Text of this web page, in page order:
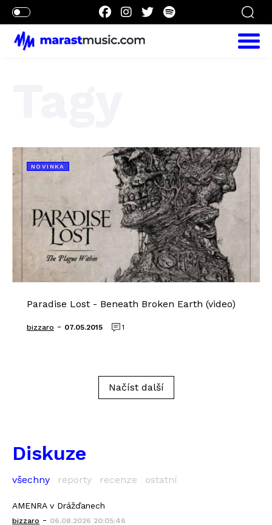
NOVINKA
Paradise Lost - Beneath Broken Earth (video)
bizzaro - 07.05.2015 1
Načíst další
Diskuze
všechny reporty recenze ostatní
AMENRA v Drážďanech
bizzaro - 06.08.2026 20:05:46